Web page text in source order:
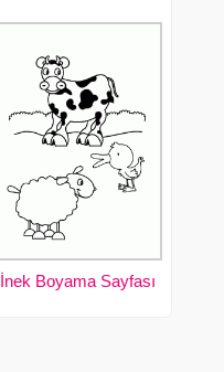
İnek Boyama Sayfası